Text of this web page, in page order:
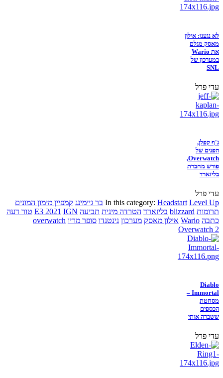
לא נגענו: אילון
מאסק מגלם
את Wario
במערכון של
SNL
עדי פרל
ג'ף קפלן,
הפנים של
Overwatch,
פורש מחברת
בליזארד
עדי פרל
In this category: Headstart Level Up בר גיימינג קמפיין מימון המונים
תרומות blizzard בליזארד הטרדה מינית תביעה E3 2021 IGN
טור דעה
כתבה Wario אילון מאסק מערכון נינטנדו סופר מריו overwatch
Overwatch 2
Diablo
Immortal –
מסחטת
הכספים
ששברה אותי
עדי פרל